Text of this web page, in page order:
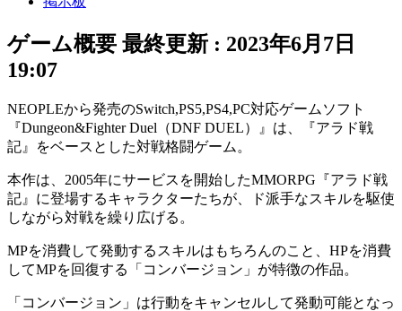
ゲーム概要 最終更新 : 2023年6月7日
19:07
NEOPLEから発売のSwitch,PS5,PS4,PC対応ゲームソフト
『Dungeon&Fighter Duel（DNF DUEL）』は、『アラド戦
記 』をベースとした対戦格闘ゲーム。
本作は、2005年にサービスを開始したMMORPG『アラド戦
記』に登場するキャラクターたちが、
ド派手なスキルを駆使
しながら対戦を繰り広げる。
MPを消費して発動するスキルはもちろんのこと、HPを消費
してMPを回復する「 コンバージョン 」が特徴の作品。
「コンバージョン」は行動をキャンセルして発動可能となっ